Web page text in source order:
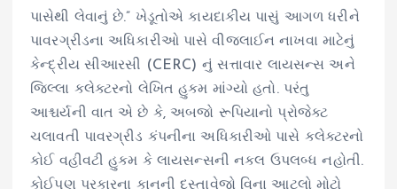
પાસેથી લેવાનું છે.” ખેડૂતોએ કાયદાકીય પાસું આગળ ધરીને
પાવરગ્રીડના અધિકારીઓ પાસે વીજલાઈન નાખવા માટેનું
કેન્દ્રીય સીઆરસી (CERC) નું સત્તાવાર લાયસન્સ અને
જિલ્લા કલેક્ટરનો લેખિત હુકમ માંગ્યો હતો. પરંતુ
આશ્ચર્યની વાત એ છે કે, અબજો રૂપિયાનો પ્રોજેક્ટ
ચલાવતી પાવરગ્રીડ કંપનીના અધિકારીઓ પાસે કલેક્ટરનો
કોઈ વહીવટી હુકમ કે લાયસન્સની નકલ ઉપલબ્ધ નહોતી.
કોઈપણ પ્રકારના કાનૂની દસ્તાવેજો વિના આટલો મોટો